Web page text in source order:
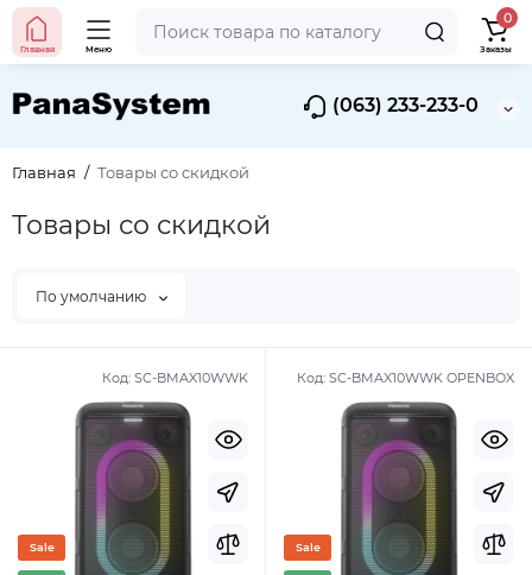
(063) 233-233-0
Главная Меню
0
Заказы
Главная Товары со скидкой
Товары со скидкой
По умолчанию
Код: SC-BMAX10WWK
Sale
Код: SC-BMAX10WWK OPENBOX
Sale